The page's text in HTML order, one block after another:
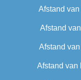
Afstand van
Afstand van
Afstand van
Afstand van